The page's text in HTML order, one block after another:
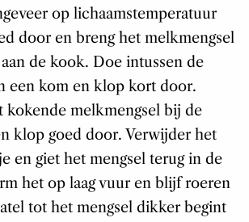
op lichaamstemperatuur
door en breng het melkmengsel
de kook. Doe intussen de
een kom en klop kort door.
kokende melkmengsel bij de
klop goed door. Verwijder het
en giet het mengsel terug in de
het op laag vuur en blijf roeren
tot het mengsel dikker begint